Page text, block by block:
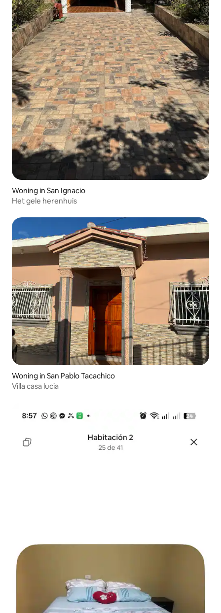
Woning in San Ignacio
Het gele herenhuis
Woning in San Pablo Tacachico
Villa casa lucia